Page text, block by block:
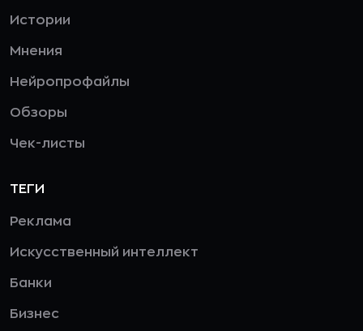
Истории
Мнения
Нейропрофайлы
Обзоры
Чек-листы
ТЕГИ
Реклама
Искусственный интеллект
Банки
Бизнес